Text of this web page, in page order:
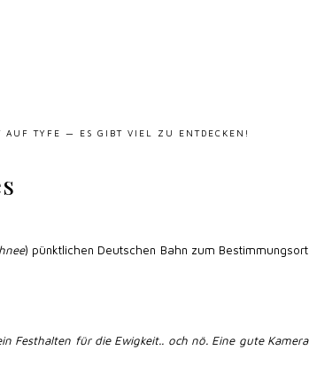
TYFE — ES GIBT VIEL ZU ENTDECKEN!
) pünktlichen Deutschen Bahn zum Bestimmungsort
Festhalten für die Ewigkeit.. och nö. Eine gute Kamera